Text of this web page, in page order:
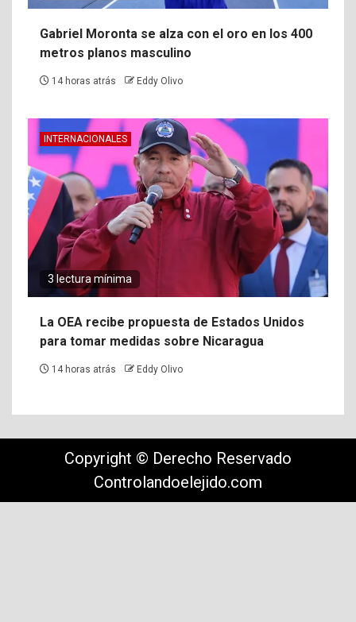
Gabriel Moronta se alza con el oro en los 400
metros planos masculino
14 horas atrás Eddy Olivo
INTERNACIONALES
3 lectura mínima
La OEA recibe propuesta de Estados Unidos
para tomar medidas sobre Nicaragua
14 horas atrás Eddy Olivo
Copyright © Derecho Reservado
Controlandoelejido.com